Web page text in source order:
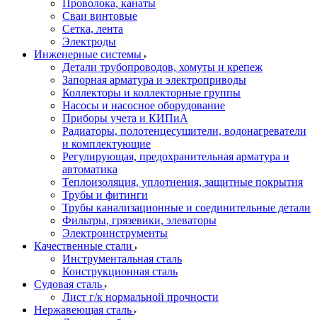
Проволока, канаты
Сваи винтовые
Сетка, лента
Электроды
Инженерные системы
Детали трубопроводов, хомуты и крепеж
Запорная арматура и электроприводы
Коллекторы и коллекторные группы
Насосы и насосное оборудование
Приборы учета и КИПиА
Радиаторы, полотенцесушители, водонагреватели
и комплектующие
Регулирующая, предохранительная арматура и
автоматика
Теплоизоляция, уплотнения, защитные покрытия
Трубы и фитинги
Трубы канализационные и соединительные детали
Фильтры, грязевики, элеваторы
Электроинструменты
Качественные стали
Инструментальная сталь
Конструкционная сталь
Судовая сталь
Лист г/к нормальной прочности
Нержавеющая сталь